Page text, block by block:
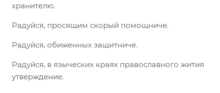
хранителю.
Радуйся, просящим скорый помощниче.
Радуйся, обиженных защитниче.
Радуйся, в языческих краях православного жития
утверждение.